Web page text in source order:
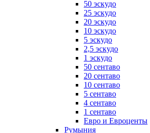
50 эскудо
25 эскудо
20 эскудо
10 эскудо
5 эскудо
2,5 эскудо
1 эскудо
50 сентаво
20 сентаво
10 сентаво
5 сентаво
4 сентаво
1 сентаво
Евро и Евроценты
Румыния